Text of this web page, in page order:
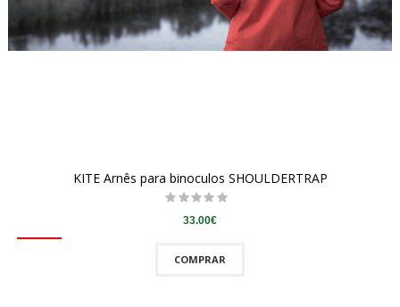
KITE Arnês para binoculos SHOULDERTRAP
33.00€
COMPRAR